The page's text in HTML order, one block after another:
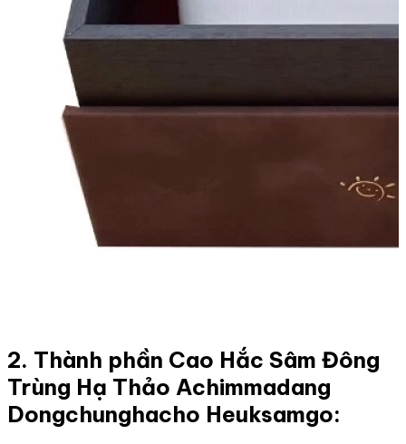
2. Thành phần Cao Hắc Sâm Đông
Trùng Hạ Thảo Achimmadang
Dongchunghacho Heuksamgo: